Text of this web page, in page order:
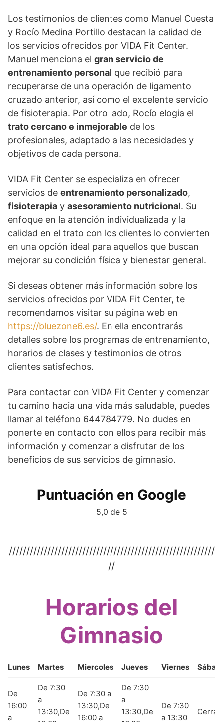
Los testimonios de clientes como Manuel Cuesta
y Rocío Medina Portillo destacan la calidad de
los servicios ofrecidos por VIDA Fit Center.
Manuel menciona el gran servicio de
entrenamiento personal que recibió para
recuperarse de una operación de ligamento
cruzado anterior, así como el excelente servicio
de fisioterapia. Por otro lado, Rocío elogia el
trato cercano e inmejorable de los
profesionales, adaptado a las necesidades y
objetivos de cada persona.
VIDA Fit Center se especializa en ofrecer
servicios de entrenamiento personalizado,
fisioterapia y asesoramiento nutricional. Su
enfoque en la atención individualizada y la
calidad en el trato con los clientes lo convierten
en una opción ideal para aquellos que buscan
mejorar su condición física y bienestar general.
Si deseas obtener más información sobre los
servicios ofrecidos por VIDA Fit Center, te
recomendamos visitar su página web en
https://bluezone6.es/. En ella encontrarás
detalles sobre los programas de entrenamiento,
horarios de clases y testimonios de otros
clientes satisfechos.
Para contactar con VIDA Fit Center y comenzar
tu camino hacia una vida más saludable, puedes
llamar al teléfono 644784779. No dudes en
ponerte en contacto con ellos para recibir más
información y comenzar a disfrutar de los
beneficios de sus servicios de gimnasio.
Puntuación en Google
5,0 de 5
///////////////////////////////////////////////////////////
//
Horarios del
Gimnasio
Lunes Martes Miercoles Jueves Viernes
De
16:00
a
De 7:30
a
13:30,De
De 7:30 a
13:30,De
16:00 a
De 7:30
a
13:30,De
De 7:30
a 13:30